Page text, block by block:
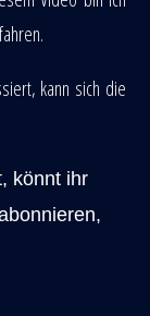
kann sich die
könnt ihr